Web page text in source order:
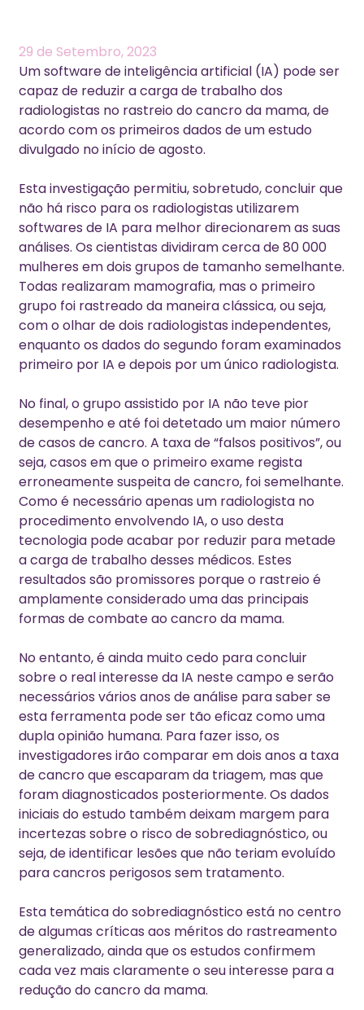
29 de Setembro, 2023
Um software de inteligência artificial (IA) pode ser
capaz de reduzir a carga de trabalho dos
radiologistas no rastreio do cancro da mama, de
acordo com os primeiros dados de um estudo
divulgado no início de agosto.
Esta investigação permitiu, sobretudo, concluir que
não há risco para os radiologistas utilizarem
softwares de IA para melhor direcionarem as suas
análises. Os cientistas dividiram cerca de 80 000
mulheres em dois grupos de tamanho semelhante.
Todas realizaram mamografia, mas o primeiro
grupo foi rastreado da maneira clássica, ou seja,
com o olhar de dois radiologistas independentes,
enquanto os dados do segundo foram examinados
primeiro por IA e depois por um único radiologista.
No final, o grupo assistido por IA não teve pior
desempenho e até foi detetado um maior número
de casos de cancro. A taxa de “falsos positivos”, ou
seja, casos em que o primeiro exame regista
erroneamente suspeita de cancro, foi semelhante.
Como é necessário apenas um radiologista no
procedimento envolvendo IA, o uso desta
tecnologia pode acabar por reduzir para metade
a carga de trabalho desses médicos. Estes
resultados são promissores porque o rastreio é
amplamente considerado uma das principais
formas de combate ao cancro da mama.
No entanto, é ainda muito cedo para concluir
sobre o real interesse da IA neste campo e serão
necessários vários anos de análise para saber se
esta ferramenta pode ser tão eficaz como uma
dupla opinião humana. Para fazer isso, os
investigadores irão comparar em dois anos a taxa
de cancro que escaparam da triagem, mas que
foram diagnosticados posteriormente. Os dados
iniciais do estudo também deixam margem para
incertezas sobre o risco de sobrediagnóstico, ou
seja, de identificar lesões que não teriam evoluído
para cancros perigosos sem tratamento.
Esta temática do sobrediagnóstico está no centro
de algumas críticas aos méritos do rastreamento
generalizado, ainda que os estudos confirmem
cada vez mais claramente o seu interesse para a
redução do cancro da mama.